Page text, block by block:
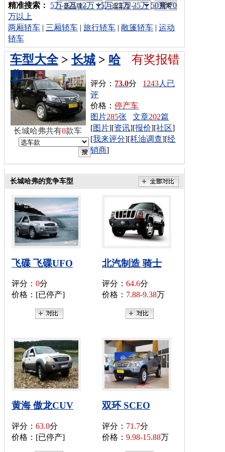
车型搜索：
精准搜索： 5万 8万 12万 15万 22万 35万 50万 70
万以上
两厢轿车 | 三厢轿车 | 旅行轿车 | 敞篷轿车 | 运动
轿车
有奖报错
车型大全> 长城 > 哈
弗
评分： 73.0分 1243人已
评
价格：停产车
图片285张 文章202篇
[图片][资讯][报价][社区]
[我来评分][耗油调查][经
销商]
长城哈弗共有0款车
长城哈弗的竞争车型
飞碟 飞碟UFO
评分： 0分
价格：[已停产]
北汽制造 骑士
评分： 64.6分
价格： 7.88-9.38万
黄海 傲龙CUV
评分： 63.0分
价格：[已停产]
双环 SCEO
评分： 71.7分
价格： 9.98-15.88万